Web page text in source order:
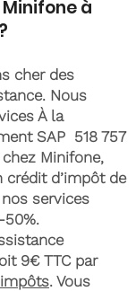
à
cher des
Nous
À la
SAP 518 757
Minifone,
crédit d’impôt de
services
9€ TTC par
. Vous